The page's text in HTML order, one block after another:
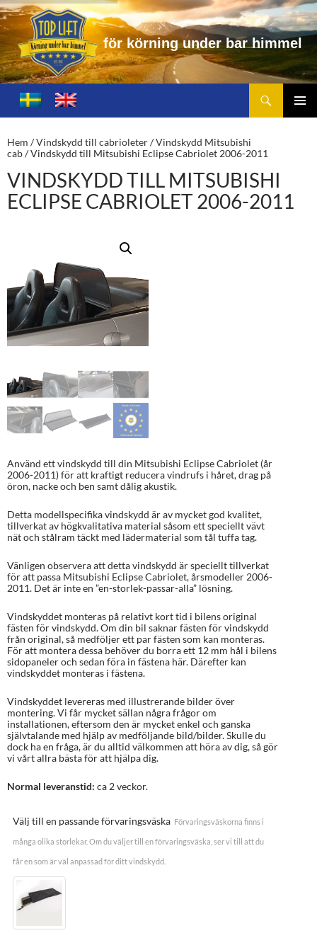
för körning under bar himme
Toplift.se – för körning under bar himmel
HOPPA
TILL
Hem /Vindskydd till cabrioleter/Vindskydd Mitsubishi
cab/ Vindskydd till Mitsubishi Eclipse Cabriolet 2006-2011
VINDSKYDD TILL MITSUBISHI
ECLIPSE CABRIOLET 2006-2011
Använd ett vindskydd till din Mitsubishi Eclipse Cabriolet (år
2006-2011) för att kraftigt reducera vindrufs i håret, drag på
öron, nacke och ben samt dålig akustik.
Detta modellspecifika vindskydd är av mycket god kvalitet,
tillverkat av högkvalitativa material såsom ett speciellt vävt
nät och stålram täckt med lädermaterial som tål tuffa tag.
Vänligen observera att detta vindskydd är speciellt tillverkat
för att passa Mitsubishi Eclipse Cabriolet, årsmodeller 2006-
2011. Det är inte en ”en-storlek-passar-alla” lösning.
Vindskyddet monteras på relativt kort tid i bilens original
fästen för vindskydd. Om din bil saknar fästen för vindskydd
från original, så medföljer ett par fästen som kan monteras.
För att montera dessa behöver du borra ett 12 mm hål i bilens
sidopaneler och sedan föra in fästena här. Därefter kan
vindskyddet monteras i fästena.
Vindskyddet levereras med illustrerande bilder över
montering. Vi får mycket sällan några frågor om
installationen, eftersom den är mycket enkel och ganska
självtalande med hjälp av medföljande bild/bilder. Skulle du
dock ha en fråga, är du alltid välkommen att höra av dig, så gör
vi vårt allra bästa för att hjälpa dig.
Normal leveranstid: ca 2 veckor.
Välj till en passande förvaringsväska Förvaringsväskorna finns i
många olika storlekar. Om du väljer till en förvaringsväska, ser vi till att du
får en som är väl anpassad för ditt vindskydd.